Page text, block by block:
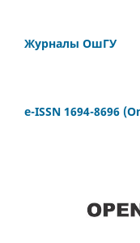
Журналы ОшГУ
e-ISSN 1694-8696